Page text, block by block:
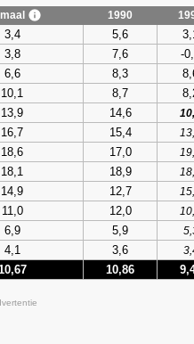
1990
3,4 5,6
3,8 7,6 -
6,6 8,3
10,1 8,7
13,9 14,6
16,7 15,4
18,6 17,0
18,1 18,9
14,9 12,7
11,0 12,0
6,9 5,9
4,1 3,6
10,86